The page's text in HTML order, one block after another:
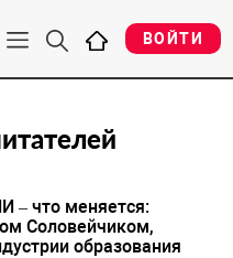
ВОЙТИ
– что меняется:
Соловейчиком,
образования